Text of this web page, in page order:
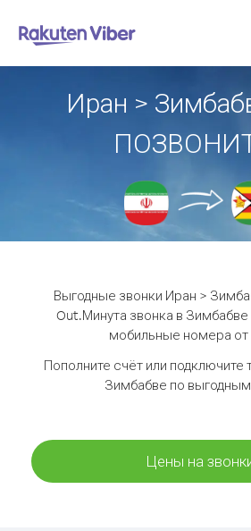
Иран >
Выгодные звонки Иран >
Out.Минута звонка в Зимбабве
мобильные номера от
Пополните счёт или подключите
Зимбабве по
Цены на